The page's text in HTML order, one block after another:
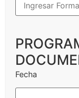
Fecha